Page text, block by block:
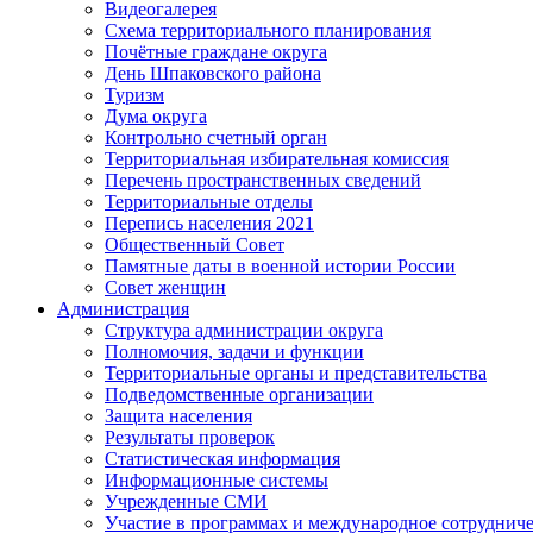
Видеогалерея
Схема территориального планирования
Почётные граждане округа
День Шпаковского района
Туризм
Дума округа
Контрольно счетный орган
Территориальная избирательная комиссия
Перечень пространственных сведений
Территориальные отделы
Перепись населения 2021
Общественный Совет
Памятные даты в военной истории России
Совет женщин
Администрация
Структура администрации округа
Полномочия, задачи и функции
Территориальные органы и представительства
Подведомственные организации
Защита населения
Результаты проверок
Статистическая информация
Информационные системы
Учрежденные СМИ
Участие в программах и международное